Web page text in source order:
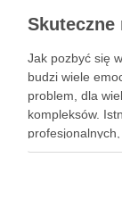
Jak pozbyć się
budzi wiele
problem, dla
kompleksów.
niechcianym